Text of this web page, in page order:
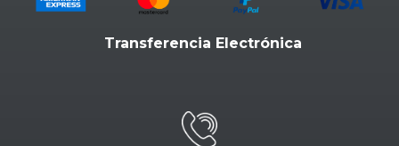
Transferencia Electrónica